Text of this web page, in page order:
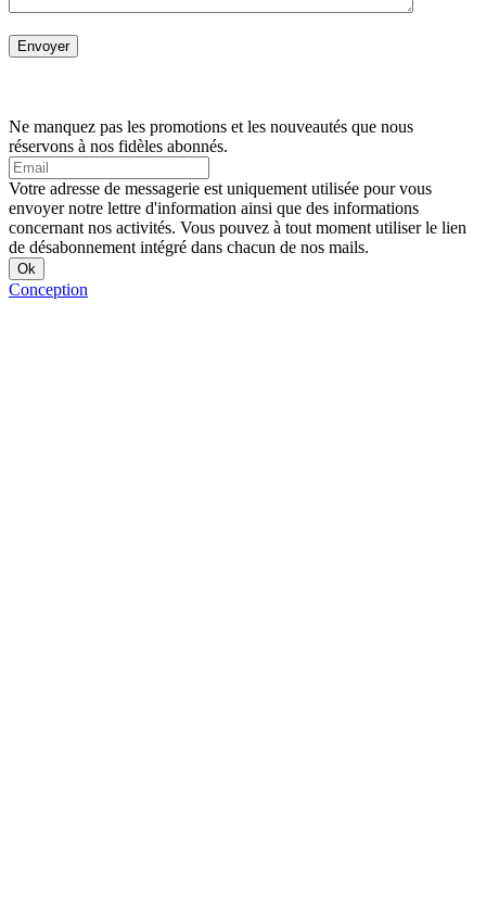
Ne manquez pas les promotions et les nouveautés que nous
réservons à nos fidèles abonnés.
Votre adresse de messagerie est uniquement utilisée pour vous
envoyer notre lettre d'information ainsi que des informations
concernant nos activités. Vous pouvez à tout moment utiliser le lien
de désabonnement intégré dans chacun de nos mails.
Conception